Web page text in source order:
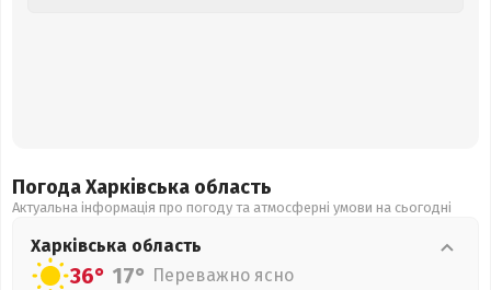
Погода Харківська область
Актуальна інформація про погоду та атмосферні умови на сьогодні
Харківська область
36° 17° Переважно ясно